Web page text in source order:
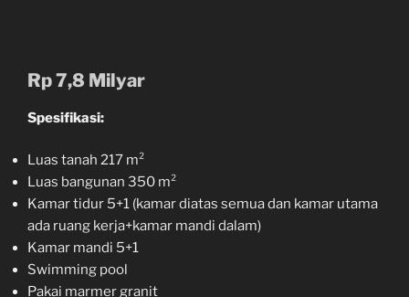
Rp 7,8 Milyar
Spesifikasi:
Luas tanah 217 m²
Luas bangunan 350 m²
Kamar tidur 5+1 (kamar diatas semua dan kamar utama
ada ruang kerja+kamar mandi dalam)
Kamar mandi 5+1
Swimming pool
Pakai marmer granit